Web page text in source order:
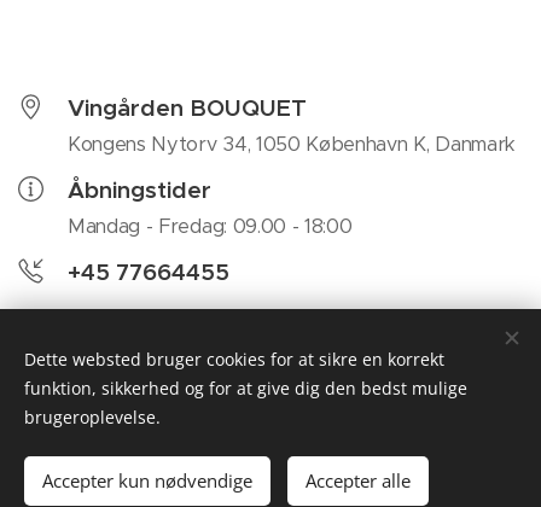
Vingården BOUQUET
Kongens Nytorv 34, 1050 København K, Danmark
Åbningstider
Mandag - Fredag: 09.00 - 18:00
+45 77664455
Bouquet, Kongens Nytorv 34, 1050 København K,
Danmark, +45 77664455
Cookies
Dette websted bruger cookies for at sikre en korrekt
funktion, sikkerhed og for at give dig den bedst mulige
brugeroplevelse.
Accepter kun nødvendige Accepter alle